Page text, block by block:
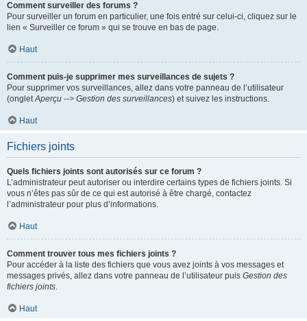
Comment surveiller des forums ?
Pour surveiller un forum en particulier, une fois entré sur celui-ci, cliquez sur le
lien « Surveiller ce forum » qui se trouve en bas de page.
Haut
Comment puis-je supprimer mes surveillances de sujets ?
Pour supprimer vos surveillances, allez dans votre panneau de l’utilisateur
(ongletAperçu --> Gestion des surveillances) et suivez les instructions.
Haut
Fichiers joints
Quels fichiers joints sont autorisés sur ce forum ?
L’administrateur peut autoriser ou interdire certains types de fichiers joints. Si
vous n’êtes pas sûr de ce qui est autorisé à être chargé, contactez
l’administrateur pour plus d’informations.
Haut
Comment trouver tous mes fichiers joints ?
Pour accéder à la liste des fichiers que vous avez joints à vos messages et
messages privés, allez dans votre panneau de l’utilisateur puis Gestion des
fichiers joints.
Haut